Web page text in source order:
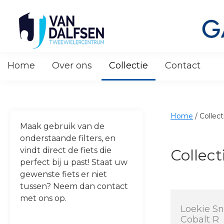
primary
navigation
primary
footer
Dalfsen
Home Over ons Collectie Contact
Maak gebruik van de
onderstaande filters, en
vindt direct de fiets die
perfect bij u past! Staat uw
gewenste fiets er niet
tussen? Neem dan contact
met ons op.
Home /
Loekie
Cobalt R